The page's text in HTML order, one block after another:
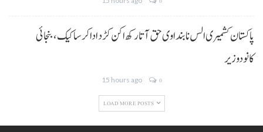
پاکستان کشمیری الس نا بنداوی حق آتا رکھ اکن کڑد ادا کرسا کیک ،بنجائی
کانودوزیر
15 hours ago 0
LOAD MORE POSTS